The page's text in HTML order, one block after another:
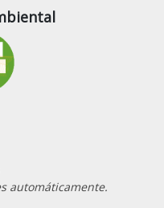
automáticamente.